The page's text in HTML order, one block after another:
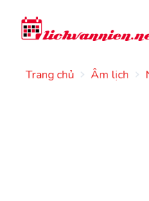
Trang chủ Âm lịch